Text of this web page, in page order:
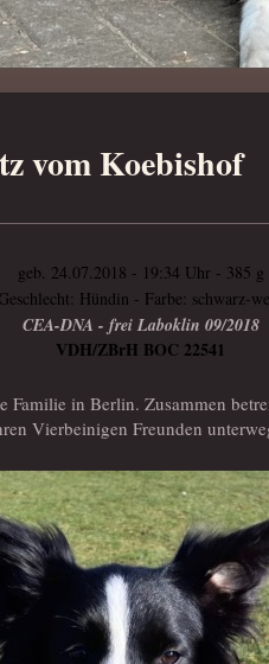
vom Koebishof
geb. 24.07.2018 - 19:34 Uhr - 385 g
Geschlecht: Hündin - Farbe: schwarz-
CEA-DNA - frei Laboklin 09/2018
VDH/ZBrH BOC 22541
Familie in Berlin. Zusammen
Vierbeinigen Freunden